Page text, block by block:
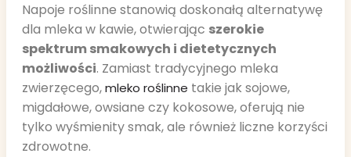
Napoje roślinne stanowią doskonałą alternatywę
dla mleka w kawie, otwierając szerokie
spektrum smakowych i dietetycznych
możliwości. Zamiast tradycyjnego mleka
zwierzęcego,mleko roślinne takie jak sojowe,
migdałowe, owsiane czy kokosowe, oferują nie
tylko wyśmienity smak, ale również liczne korzyści
zdrowotne.